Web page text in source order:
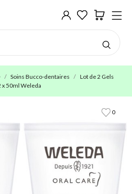
Soins Bucco-dentaires
Lot de 2 Gels
50ml Weleda
0